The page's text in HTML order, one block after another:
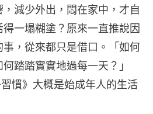
減少外出，悶在家中，才自
一塌糊塗？原來一直推說因
，從來都只是借口。「如何
踏踏實實地過每一天？」
慣》大概是始成年人的生活